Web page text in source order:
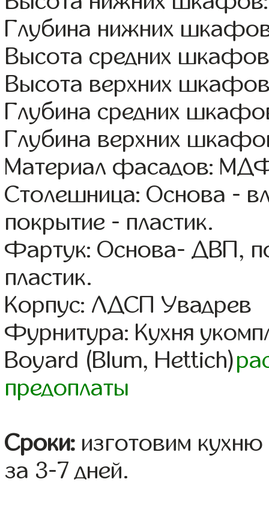
Глубина нижних
Высота средних
Высота верхних
Глубина средних
Глубина верхних
Материал фасадов:
Столешница: Основа -
покрытие - пластик.
Фартук: Основа- ДВП,
пластик.
Корпус: ЛДСП Увадрев
Фурнитура: Кухня
Boyard (Blum, Hettich)
предоплаты
Сроки: изготовим
за 3-7 дней.